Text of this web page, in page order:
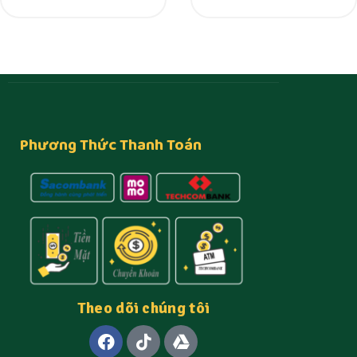
Phương Thức Thanh Toán
Theo dõi chúng tôi